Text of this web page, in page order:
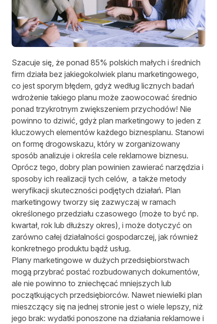
Szacuje się, że ponad 85% polskich małych i średnich
firm działa bez jakiegokolwiek planu marketingowego,
co jest sporym błędem, gdyż według licznych badań
wdrożenie takiego planu może zaowocować średnio
ponad trzykrotnym zwiększeniem przychodów! Nie
powinno to dziwić, gdyż plan marketingowy to jeden z
kluczowych elementów każdego biznesplanu. Stanowi
on formę drogowskazu, który w zorganizowany
sposób analizuje i określa cele reklamowe biznesu.
Oprócz tego, dobry plan powinien zawierać narzędzia i
sposoby ich realizacji tych celów, a także metody
weryfikacji skuteczności podjętych działań. Plan
marketingowy tworzy się zazwyczaj w ramach
określonego przedziału czasowego (może to być np.
kwartał, rok lub dłuższy okres), i może dotyczyć on
zarówno całej działalności gospodarczej, jak również
konkretnego produktu bądź usług.
Plany marketingowe w dużych przedsiębiorstwach
mogą przybrać postać rozbudowanych dokumentów,
ale nie powinno to zniechęcać mniejszych lub
początkujących przedsiębiorców. Nawet niewielki plan
mieszczący się na jednej stronie jest o wiele lepszy, niż
jego brak: wydatki ponoszone na działania reklamowe i